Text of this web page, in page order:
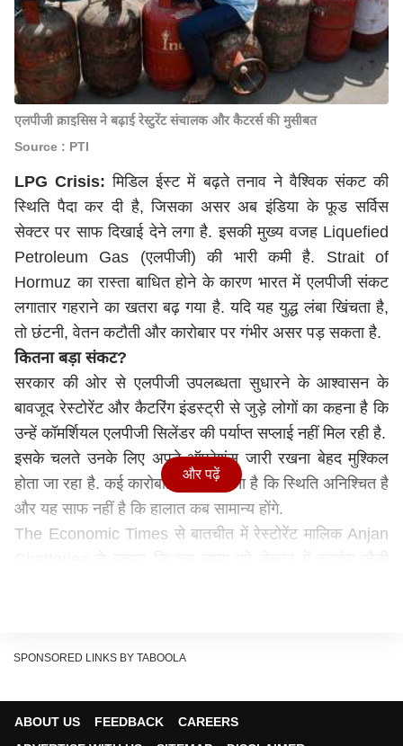
एलपीजी क्राइसिस ने बढ़ाई रेस्टुरेंट संचालक और कैटरर्स की मुसीबत
Source : PTI
LPG Crisis: मिडिल ईस्ट में बढ़ते तनाव ने वैश्विक संकट की
स्थिति पैदा कर दी है, जिसका असर अब इंडिया के फूड सर्विस
सेक्टर पर साफ दिखाई देने लगा है. इसकी मुख्य वजह Liquefied
Petroleum Gas (एलपीजी) की भारी कमी है. Strait of
Hormuz का रास्ता बाधित होने के कारण भारत में एलपीजी संकट
लगातार गहराने का खतरा बढ़ गया है. यदि यह युद्ध लंबा खिंचता है,
तो छंटनी, वेतन कटौती और कारोबार पर गंभीर असर पड़ सकता है.
कितना बड़ा संकट?
सरकार की ओर से एलपीजी उपलब्धता सुधारने के आश्वासन के
बावजूद रेस्टोरेंट और कैटरिंग इंडस्ट्री से जुड़े लोगों का कहना है कि
उन्हें कॉमर्शियल एलपीजी सिलेंडर की पर्याप्त सप्लाई नहीं मिल रही है.
इसके चलते उनके लिए अपने ऑपरेशंस जारी रखना बेहद मुश्किल
होता जा रहा है. कई कारोबारियों का कहना है कि स्थिति अनिश्चित है
और यह साफ नहीं है कि हालात कब सामान्य होंगे.
The Economic Times से बातचीत में रेस्टोरेंट मालिक Anjan
किस पर सबसे ज्यादा असर?
और पढ़ें
SPONSORED LINKS BY TABOOLA
ABOUT US FEEDBACK
CAREERS